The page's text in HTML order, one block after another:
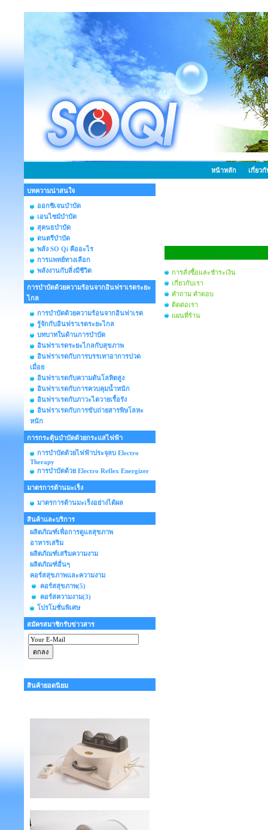
หน้าหลัก เกี่ยวกั
บทความน่าสนใจ
ออกซิเจนบำบัด
เอนไซม์บำบัด
สุคนธบำบัด
ดนตรีบำบัด
พลัง SO Qi คืออะไร
การแพทย์ทางเลือก
พลังงานกับสิ่งมีชีวิต
การบำบัดด้วยความร้อนจากอินฟราเรดระยะ
ไกล
การบำบัดด้วยความร้อนจากอินฟาเรด
รู้จักกับอินฟราเรดระยะไกล
บทบาทในด้านการบำบัด
อินฟราเรดระยะไกลกับสุขภาพ
อินฟราเรดกับการบรรเทาอาการปวด
เมื่อย
อินฟราเรดกับความดันโลหิตสูง
อินฟราเรดกับการควบคุมน้ำหนัก
อินฟราเรดกับภาวะไตวายเรื้อรัง
อินฟราเรดกับการขับถ่ายสารพิษโลหะ
หนัก
การกระตุ้นบำบัดด้วยกระแสไฟฟ้า
การบำบัดด้วยไฟฟ้าประจุลบ Electro
Therapy
การบำบัดด้วย Electro Reflex Energizer
มาตรการต้านมะเร็ง
มาตรการต้านมะเร็งอย่างได้ผล
สินค้าและบริการ
ผลิตภัณฑ์เพื่อการดูแลสุขภาพ
อาหารเสริม
ผลิตภัณฑ์เสริมความงาม
ผลิตภัณฑ์อื่นๆ
คอร์สสุขภาพและความงาม
คอร์สสุขภาพ(5)
คอร์สความงาม(3)
โปรโมชั่นพิเศษ
สมัครสมาชิกรับข่าวสาร
สินค้ายอดนิยม
การสั่งซื้อและชำระเงิน
เกี่ยวกับเรา
คำถาม คำตอบ
ติดต่อเรา
แผนที่ร้าน